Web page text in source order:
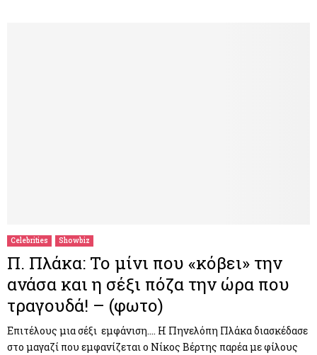
Celebrities Showbiz
Π. Πλάκα: Το μίνι που «κόβει» την
ανάσα και η σέξι πόζα την ώρα που
τραγουδά! – (φωτο)
Επιτέλους μια σέξι εμφάνιση…. Η Πηνελόπη Πλάκα διασκέδασε
στο μαγαζί που εμφανίζεται ο Νίκος Βέρτης παρέα με φίλους